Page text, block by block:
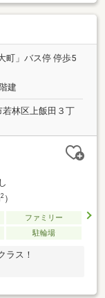
町」バス停 停歩5
建
林区上飯田３丁
2）
ファミリー
駐輪場
ラス！